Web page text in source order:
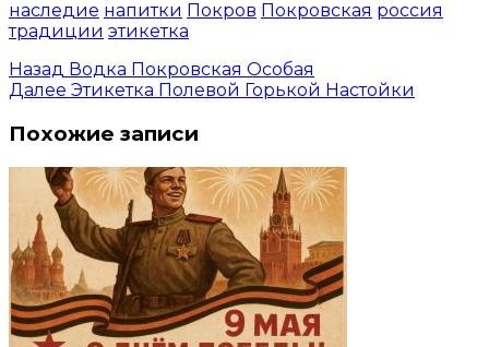
наследие напитки Покров Покровская россия
традиции этикетка
Назад Водка Покровская Особая
Далее Этикетка Полевой Горькой Настойки
Похожие записи